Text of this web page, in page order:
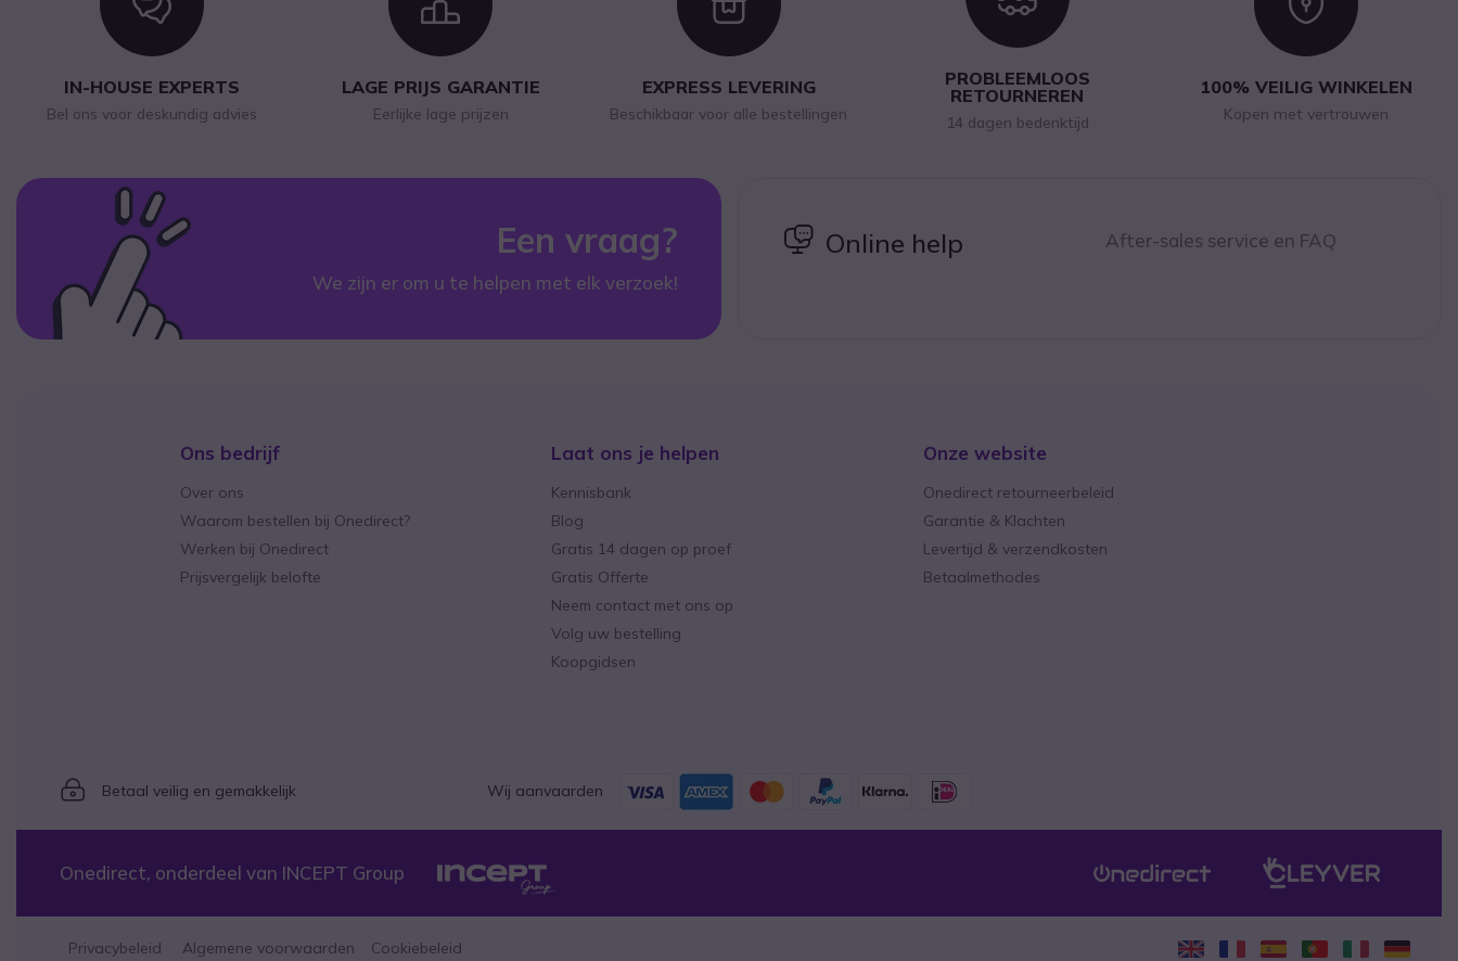
IN-HOUSE EXPERTS
Bel ons voor deskundig advies
LAGE PRIJS GARANTIE
Eerlijke lage prijzen
EXPRESS LEVERING
Beschikbaar voor alle bestellingen
PROBLEEMLOOS
RETOURNEREN
14 dagen bedenktijd
100% VEILIG WINKELEN
Kopen met vertrouwen
Een vraag?
We zijn er om u te helpen met elk verzoek!
icon
Online help After-sales service en FAQ
Ons bedrijf
Over ons
Waarom bestellen bij Onedirect?
Werken bij Onedirect
Prijsvergelijk belofte
Laat ons je helpen
Kennisbank
Blog
Gratis 14 dagen op proef
Gratis Offerte
Neem contact met ons op
Volg uw bestelling
Koopgidsen
Onze website
Onedirect retourneerbeleid
Garantie & Klachten
Levertijd & verzendkosten
Betaalmethodes
Icon
Betaal veilig en gemakkelijk Wij aanvaarden
Onedirect, onderdeel van INCEPT Group
Privacybeleid Algemene voorwaarden Cookiebeleid